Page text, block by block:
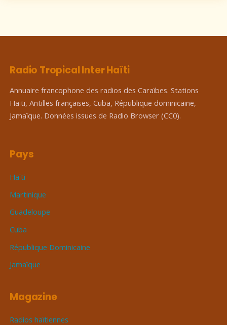
Radio Tropical Inter Haïti
Annuaire francophone des radios des Caraïbes. Stations
Haïti, Antilles françaises, Cuba, République dominicaine,
Jamaïque. Données issues de Radio Browser (CC0).
Pays
Haïti
Martinique
Guadeloupe
Cuba
République Dominicaine
Jamaïque
Magazine
Radios haïtiennes